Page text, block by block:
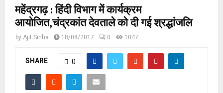
महेंद्रगढ़ : हिंदी विभाग में कार्यक्रम
आयोजित,चंद्रकांत देवताले को दी गई श्रद्धांजलि
by Ajit Sinha 18/08/2017 0 1047
SHARE 0